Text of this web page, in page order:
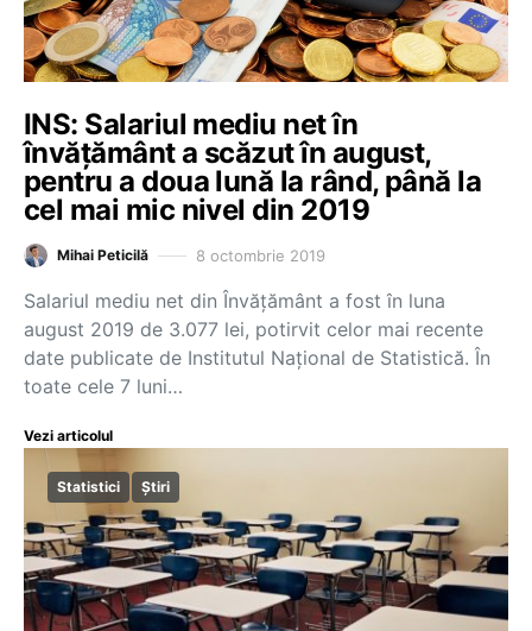
INS: Salariul mediu net în
învăţământ a scăzut în august,
pentru a doua lună la rând, până la
cel mai mic nivel din 2019
Mihai Peticilă 8 octombrie 2019
Salariul mediu net din Învăţământ a fost în luna
august 2019 de 3.077 lei, potirvit celor mai recente
date publicate de Institutul Naţional de Statistică. În
toate cele 7 luni…
Vezi articolul
Statistici Știri